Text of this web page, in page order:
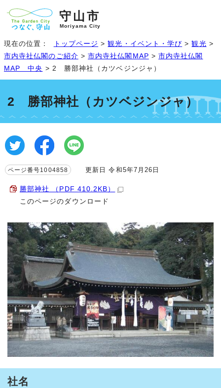
守山市
Moriyama City
現在の位置： トップページ >観光・イベント・学び >観光 >
市内寺社仏閣のご紹介 >市内寺社仏閣MAP >市内寺社仏閣
MAP 中央 > 2 勝部神社（カツベジンジャ）
2 勝部神社（カツベジンジャ）
ページ番号1004858 更新日 令和5年7月26日
勝部神社 （PDF 410.2KB）
このページのダウンロード
社名